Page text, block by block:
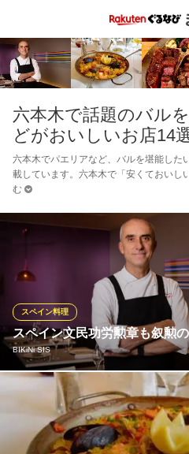
六本木で話題のバル
どがおいしいお店14
六本木でパエリアなど、バルを堪能した
載しています。六本木で「安くておいし
む
スペイン文民功労勲章も叙勲
BIKiNi SIS
スペイン料理
ジョセップ・バラオナ・ビニェス
地方生まれ。1991年の来日。
O）」ではスペインパビリオン「
スを担当。2008年、文民功労勲章